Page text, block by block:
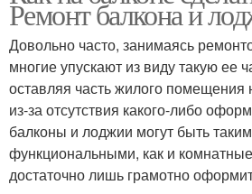
Ремонт балкона и
Довольно часто, занимаясь
многие упускают из виду такую ее
оставляя часть жилого помещения
из-за отсутствия какого-либо
балконы и лоджии могут быть
функциональными, как и
достаточно лишь грамотно